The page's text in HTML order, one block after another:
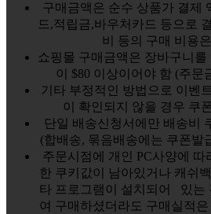
구매금액은 순수 상품가 결제
드,적립금,바우처카드 등으로
비 등의 구매 비용
쇼핑몰 구매금액은 장바구니
이 $80 이상이어야 함 (주문
기타 부정적인 방법으로 이벤
이 확인되지 않을 경우 쿠
단일 배송신청서에만 배송비
(합배송, 묶음배송에는 쿠폰발
주문시점에 개인 PC사양에
한 쿠키값이 남아있거나 캐쉬
타 프로그램이 설치되어 있는
여 구매하셨더라도 구매실적